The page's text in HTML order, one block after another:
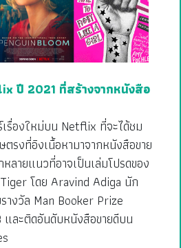
ปี 2021 ที่สร้างจากหนังสือ
รื่องใหม่บน Netflix ที่จะได้ชม
รงที่อิงเนื้อหามาจากหนังสือขาย
ลายแนวที่อาจเป็นเล่มโปรดของ
โดย Aravind Adiga นัก
างวัล Man Booker Prize
ละติดอันดับหนังสือขายดีบน